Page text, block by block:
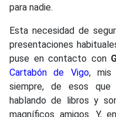
para nadie.
Esta necesidad de
presentaciones
puse en contacto con
Cartabón de Vigo, mis
siempre, de esos que
hablando de libros y
magníficos amigos. Y,